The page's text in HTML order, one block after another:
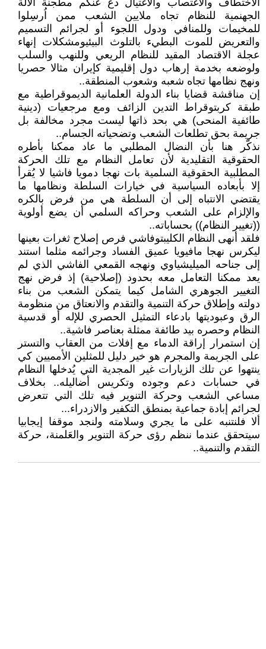
الاختطاف والاغتصاب والاغتيال دع عنكم مطجنة الآلة
الجهنمية للنظام تجاه ملايين الشعب ممن اُرسِلوا
للمخيمات وللمنافي ودول اللجوء أو لجرائم التسميم
والتعريض للموت البطيء بالتلوث البيئيومشكلات إنهاء
عجلة الاقتصاد المقيد للنظام الريعي وللنهب والسلب
ولوضعه بخدمة إرهاب دول إقليمية كإيران مثالا حصريا
ونهج نظامها تجاه شعبه وشعوب المنطقة..
إن مناقشة قضايا بناء الدولة العلمانية الديموقراطية مع
طبقة كربتوقراط التدين الزائف ومع مرجعيات (دينية
طائفية المنحى) هي بحد ذاتها ليست مجرد مخالفة بل
جريمة بحق تطلعات الشعب وتضحياته الجسام..
نذكّر هنا بأن النضال المطلبي ما عاد ممكنا بأطره
الحقوقية التقليدية لأن تعامل النظام مع تلك الحركة
المطلبية الحقوقية السلمية بات نهجا دمويا فاشيا لا يُقرأ
إلا بأبعاده السياسية في خيارات السلطة ونظامها ما
يقتضي الانتباه إلى أن السلطة هي من فرض بالكره
والإلزام على الشعب وحراكه السلمي أن يضع أولوية
((تغيير النظام)) بحساباته..
فلقد أنهى النظام الكليبتوفاشي فرص إصلاح ثغرات بعينها
ليكرس نهجا مافيويا عميق الفساد وجرائمه مثلما استند
إلى جناحه الميليشياوي ونهجه القمعي الفاشي الذي لم
يعد ممكنا التعامل معه بحدود (إصلاحية) إذ فرض نهج
التغيير الجوهري الشامل كيما يتمكن الشعب من بناء
دولته وإطلاق حركة التنمية والتقدم والانعتاق من منظومة
الرق وعبوديتها بادعاء التمثيل الحصري للإله أو قدسية
النظام وحصره بيد طائفة ممثلة بعناصر فاشية..
إن استمرار إراقة الدماء مع إفلات من العقاب والتستر
على الجريمة والمجرم هو خير دليل للمثلين الأمميين كي
ينتهوا عن تلك الزيارات غير المجدية التي يُدخلها النظام
في حسابات دعم وجوده وتكريس أضاليله.. بخلاف
مساعي الشعب وحركة التنوير فيه تلك التي تتعرض
لجرائم إبادة جماعية بمنطق التكفير والازدراء...
ألا فلنتنبه على ما يجري وسلامته ولنجد موقفا إيجابيا
سيتحقق عندما ننظم رؤى حركة التنوير والعَلمنة، حركة
التقدم والتنمية..